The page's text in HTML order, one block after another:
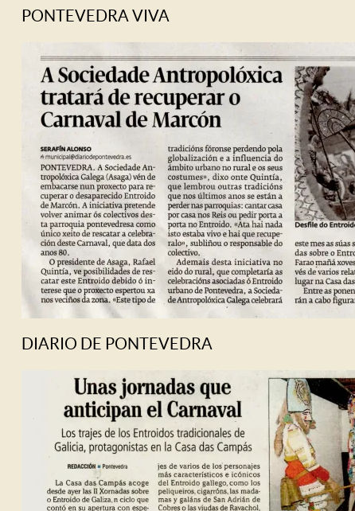
PONTEVEDRA VIVA
DIARIO DE PONTEVEDRA